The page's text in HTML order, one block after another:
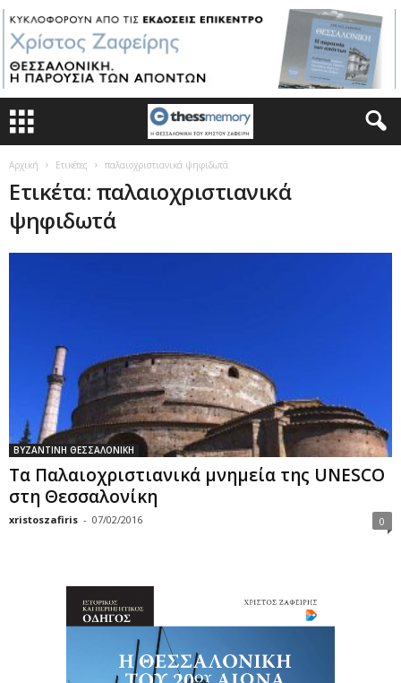
Αρχική Ετικέτες παλαιοχριστιανικά ψηφιδωτά
Ετικέτα: παλαιοχριστιανικά
ψηφιδωτά
ΒΥΖΑΝΤΙΝΗ ΘΕΣΣΑΛΟΝΙΚΗ
Τα Παλαιοχριστιανικά μνημεία της UNESCO
στη Θεσσαλονίκη
xristoszafiris - 07/02/2016 0